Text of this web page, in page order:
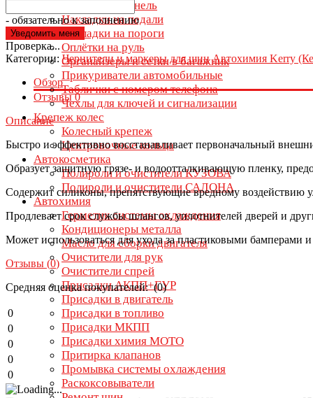
Коврики на панель
Накладки на педали
Накладки на пороги
Оплётки на руль
Органайзеры и сетки в багажник
Прикуриватели автомобильные
Таблички с номером телефона
Чехлы для ключей и сигнализации
Крепеж колес
Колесный крепеж
Центровочные кольца
Автокосметика
Полироли и очистители КУЗОВА
Полироли и очистители САЛОНА
Автохимия
Герметик системы охлаждения
Кондиционеры металла
Масло для сборки двигателя
Очистители для рук
Очистители спрей
Присадки АКПП+ГУР
Присадки в двигатель
Присадки в топливо
Присадки МКПП
Присадки химия МОТО
Притирка клапанов
Промывка системы охлаждения
Раскоксовыватели
- обязательно к заполнению
Проверка...
Категории:Чернители и маркеры для шин Автохимия Kerry
Обзор
Отзывы0
Описание
Быстро и эффективно восстанавливает первоначальный
Образует защитную грязе- и водоотталкивающую пленку,
Содержит силиконы, препятствующие вредному воздействию
Продлевает срок службы шлангов, уплотнителей дверей и
Может использоваться для ухода за пластиковыми
Отзывы (0)
Средняя оценка покупателей: (0)
0
0
0
0
0